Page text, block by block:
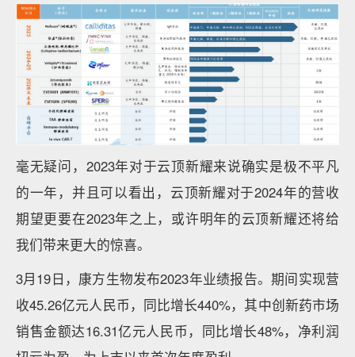
毫无疑问，2023年对于云顶新耀来说确实是极不平凡
的一年，并且可以看出，云顶新耀对于2024年的营收
期望更要在2023年之上，或许明年的云顶新耀还将给
我们带来更大的惊喜。
3月19日，康方生物发布2023年业绩报告。期间实现营
收45.26亿元人民币，同比增长440%，其中创新药市场
销售金额达16.31亿元人民币，同比增长48%，净利润